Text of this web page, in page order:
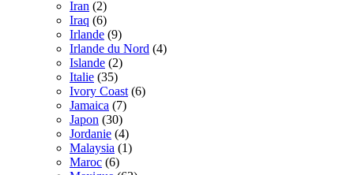
Iran (2)
Iraq (6)
Irlande (9)
Irlande du Nord (4)
Islande (2)
Italie (35)
Ivory Coast (6)
Jamaica (7)
Japon (30)
Jordanie (4)
Malaysia (1)
Maroc (6)